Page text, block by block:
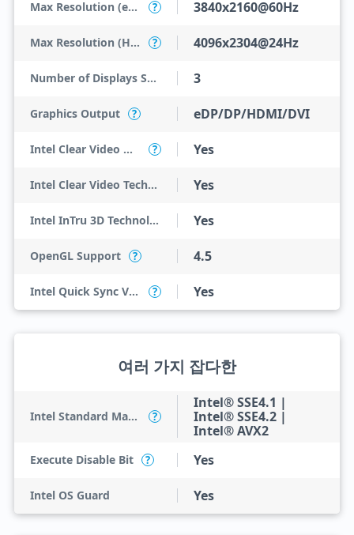
Max Resolution (eDP - Integrated Flat Panel) ? 3840x2160@60Hz
Max Resolution (HDMI) ? 4096x2304@24Hz
Number of Displays Supported 3
Graphics Output ? eDP/DP/HDMI/DVI
Intel Clear Video HD Technology ? Yes
Intel Clear Video Technology Yes
Intel InTru 3D Technology Yes
OpenGL Support ? 4.5
Intel Quick Sync Video ? Yes
여러 가지 잡다한
Intel Standard Manageability (ISM) ?
Intel® SSE4.1 |
Intel® SSE4.2 |
Intel® AVX2
Execute Disable Bit ? Yes
Intel OS Guard Yes